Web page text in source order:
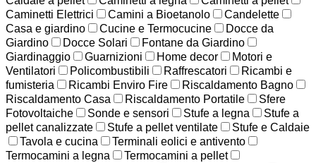
Caminetti Elettrici
Camini a Bioetanolo
Candelette
Casa e giardino
Cucine e Termocucine
Docce da
Giardino
Docce Solari
Fontane da Giardino
Giardinaggio
Guarnizioni Home decor
Motori e
Ventilatori
Policombustibili Raffrescatori
Ricambi e
fumisteria
Ricambi Enviro Fire
Riscaldamento Bagno
Riscaldamento Casa
Riscaldamento Portatile
Sfere
Fotovoltaiche
Sonde e sensori Stufe a legna
Stufe a
pellet canalizzate
Stufe a pellet ventilate
Stufe e Caldaie
Tavola e cucina
Terminali eolici e antivento
Termocamini a legna
Termocamini a pellet